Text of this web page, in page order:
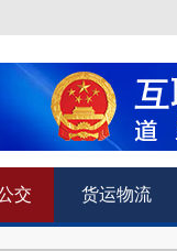
交 货运物流